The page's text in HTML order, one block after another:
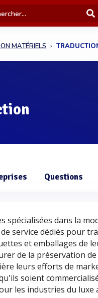
MATÉRIELS
Questions
spécialisées dans la
service dédiés pour
et emballages de
de la préservation
leurs efforts de
soient
les industries du luxe